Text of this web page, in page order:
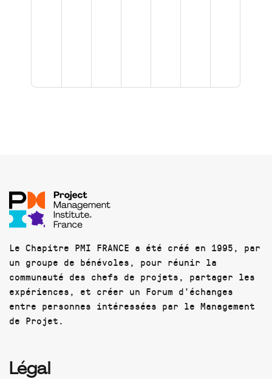
Le Chapitre PMI FRANCE a été créé en 1995, par
un groupe de bénévoles, pour réunir la
communauté des chefs de projets, partager les
expériences, et créer un Forum d'échanges
entre personnes intéressées par le Management
de Projet.
Légal